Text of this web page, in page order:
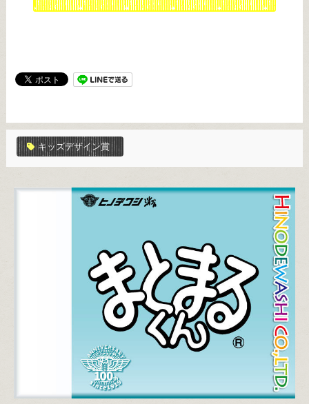
キッズデザイン賞